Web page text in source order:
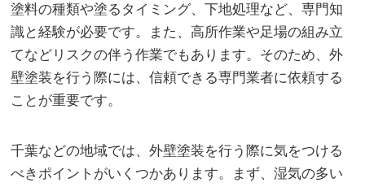
塗料の種類や塗るタイミング、下地処理など、専門知
識と経験が必要です。また、高所作業や足場の組み立
てなどリスクの伴う作業でもあります。そのため、外
壁塗装を行う際には、信頼できる専門業者に依頼する
ことが重要です。
千葉などの地域では、外壁塗装を行う際に気をつける
べきポイントがいくつかあります。まず、湿気の多い